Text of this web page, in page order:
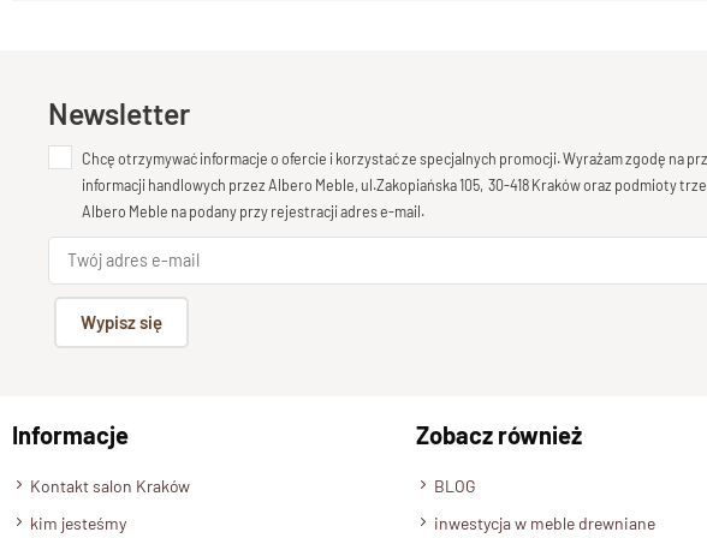
Newsletter
Chcę otrzymywać informacje o ofercie i korzystać ze specjalnych promocji. Wyrażam zgodę
informacji handlowych przez Albero Meble, ul.Zakopiańska 105, 30-418 Kraków oraz podmioty
Albero Meble na podany przy rejestracji adres e-mail.
Wypisz się
Informacje
Kontakt salon Kraków
kim jesteśmy
Zobacz również
BLOG
inwestycja w meble drewniane